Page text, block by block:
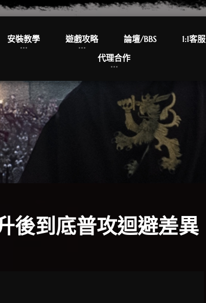
安裝教學 遊戲攻略 論壇/BBS 1:1客服
代理合作
後到底普攻迴避差異